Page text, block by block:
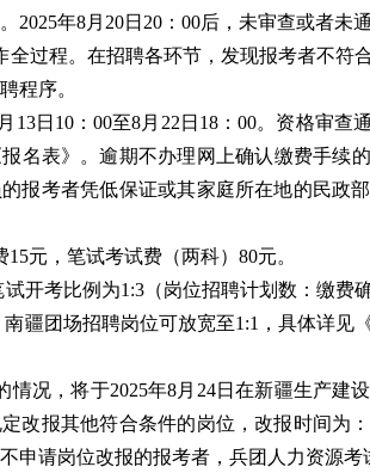
2025年8月20日20：00后，未审查或者未
全过程。在招聘各环节，发现报考者不符
程序。
13日10：00至8月22日18：00。资格审
名表》。逾期不办理网上确认缴费手续
报考者凭低保证或其家庭所在地的民政
元，笔试考试费（两科）80元。
开考比例为1:3（岗位招聘计划数：缴费
疆团场招聘岗位可放宽至1:1，具体详见
情况，将于2025年8月24日在新疆生产建
改报其他符合条件的岗位，改报时间为：
申请岗位改报的报考者，兵团人力资源考